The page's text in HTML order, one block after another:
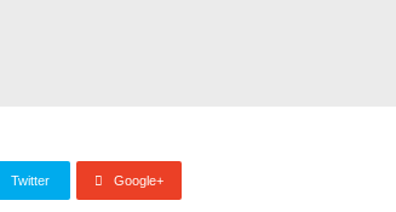
Twitter Google+